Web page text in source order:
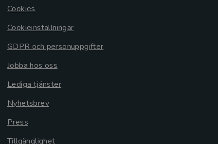
Cookies
Cookieinställningar
GDPR och personuppgifter
Jobba hos oss
Lediga tjänster
Nyhetsbrev
Press
Tillgänglighet